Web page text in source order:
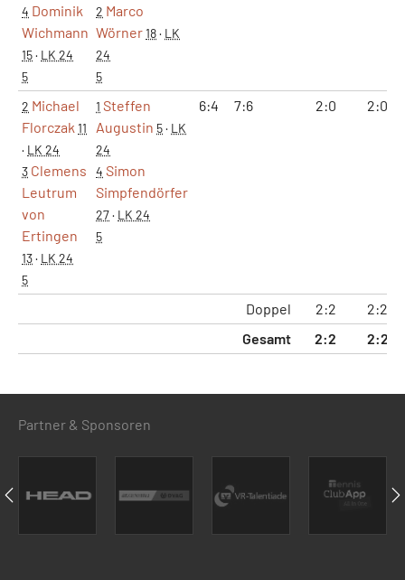
4 Dominik
Wichmann
15· LK 24
5
2 Marco
Wörner18· LK
24
5
2 Michael
Florczak 11
· LK 24
3 Clemens
Leutrum
von
Ertingen
13· LK 24
5
1 Steffen
Augustin 5· LK
24
4 Simon
Simpfendörfer
27· LK 24
5
6:4 7:6 2:0 2:0
Doppel 2:2
2:2
Gesamt
2:2 2:2
Partner & Sponsoren